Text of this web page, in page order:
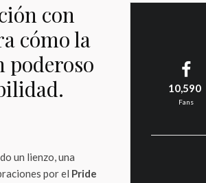
con
cómo la
poderoso
un lienzo, una
por el Pride
10,590
Fans